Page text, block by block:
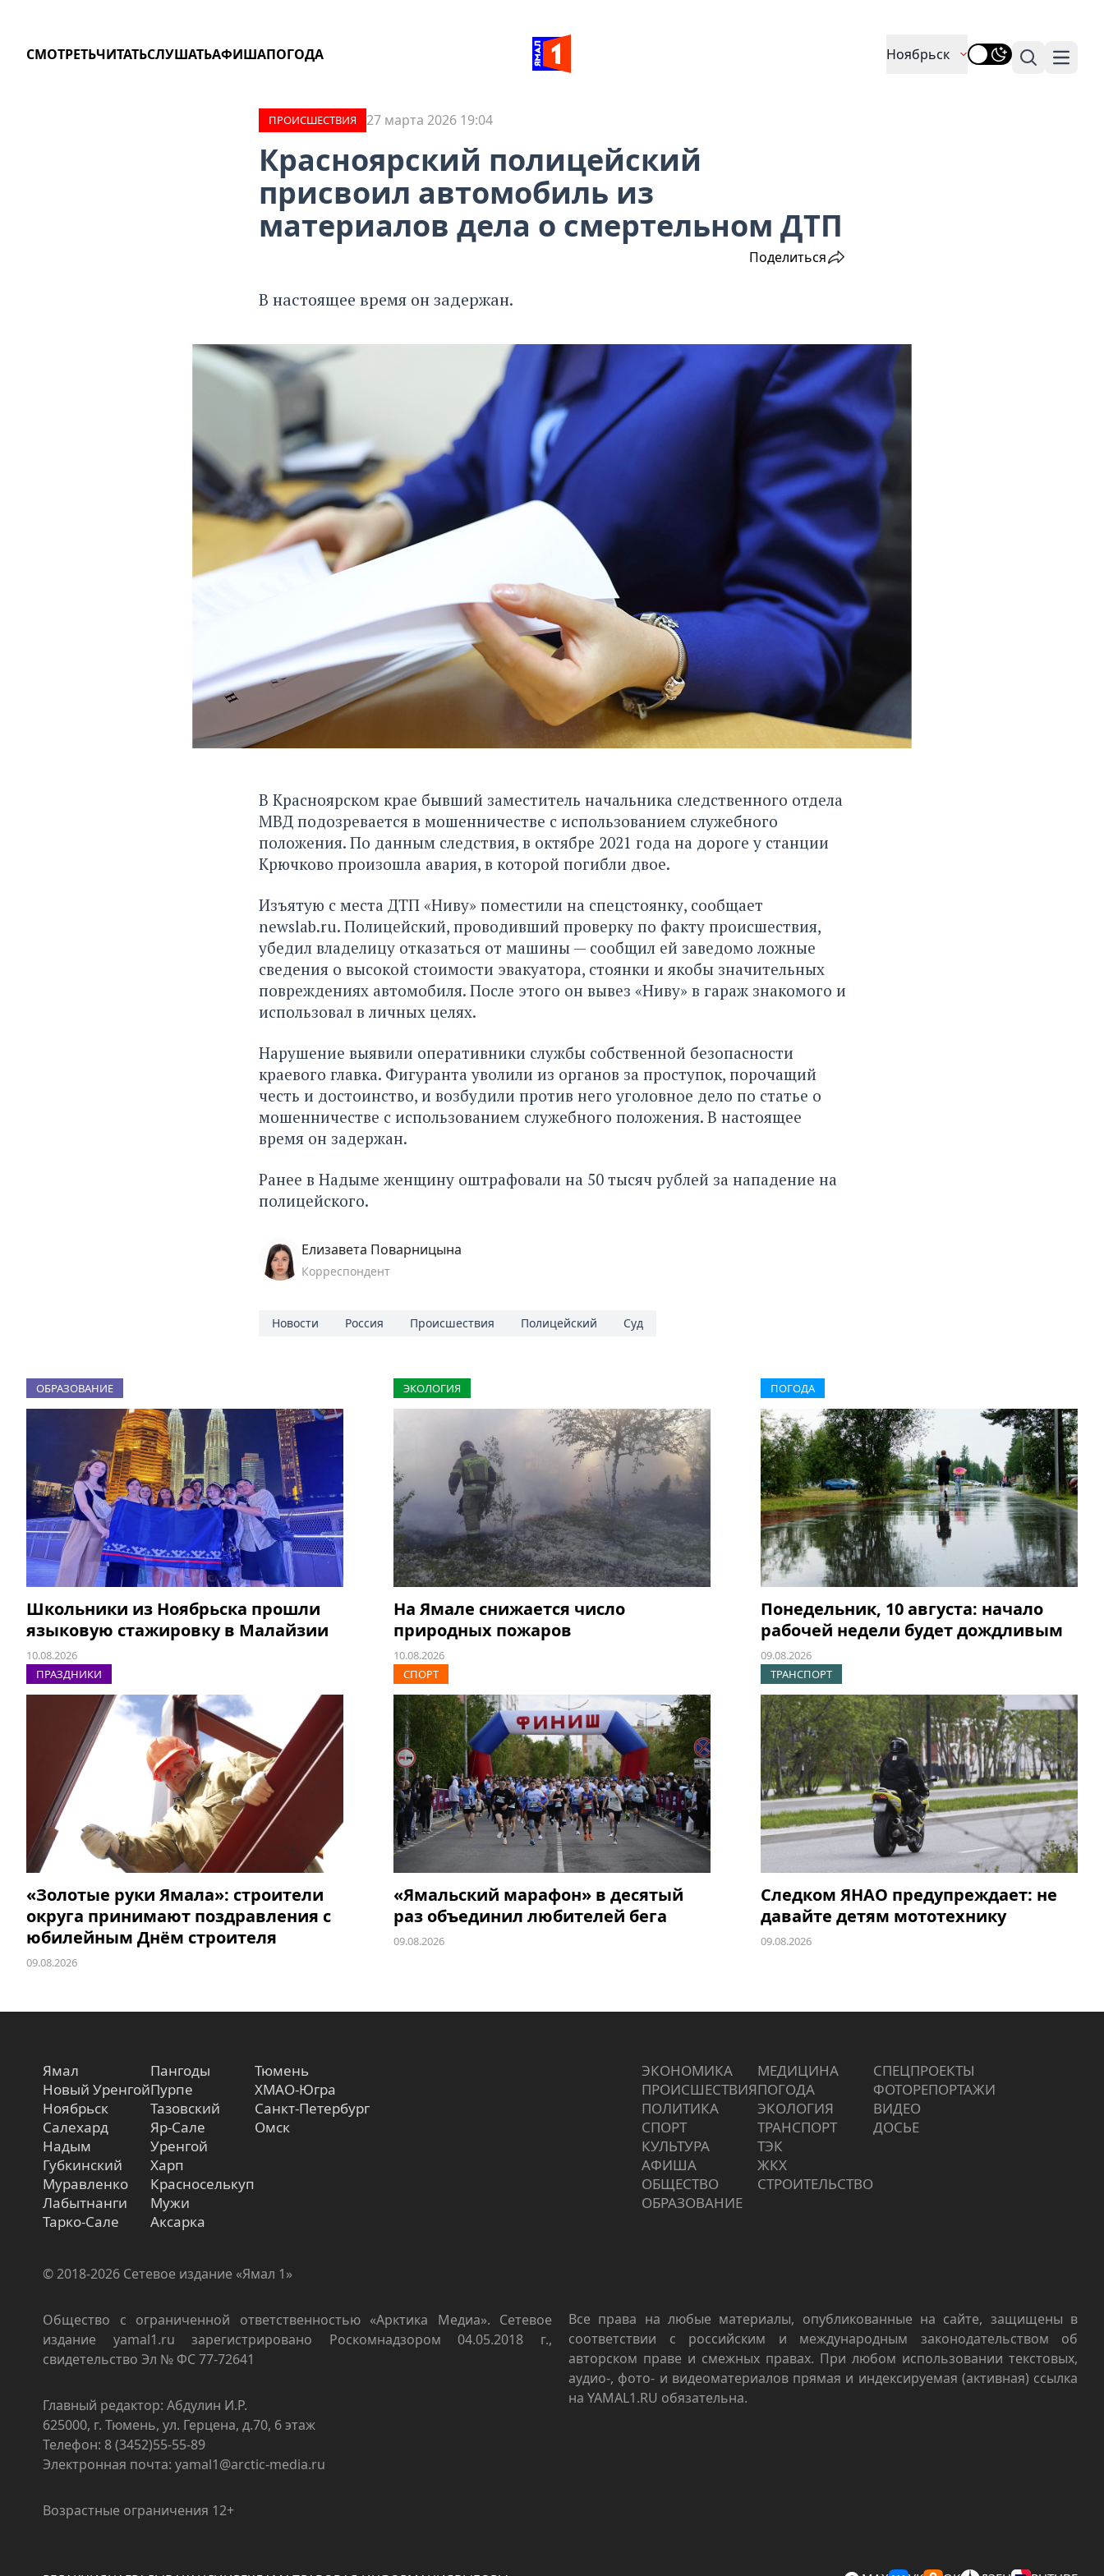
СМОТРЕТЬЧИТАТЬСЛУШАТЬАФИШАПОГОДА Ноябрьск
Поиск
ПРОИCШЕСТВИЯ 27 марта 2026 19:04
Красноярский полицейский
присвоил автомобиль из
материалов дела о смертельном ДТП
Поделиться
В настоящее время он задержан.
В Красноярском крае бывший заместитель начальника следственного отдела
МВД подозревается в мошенничестве с использованием служебного
положения. По данным следствия, в октябре 2021 года на дороге у станции
Крючково произошла авария, в которой погибли двое.
Изъятую с места ДТП «Ниву» поместили на спецстоянку, сообщает
newslab.ru. Полицейский, проводивший проверку по факту происшествия,
убедил владелицу отказаться от машины — сообщил ей заведомо ложные
сведения о высокой стоимости эвакуатора, стоянки и якобы значительных
повреждениях автомобиля. После этого он вывез «Ниву» в гараж знакомого и
использовал в личных целях.
Нарушение выявили оперативники службы собственной безопасности
краевого главка. Фигуранта уволили из органов за проступок, порочащий
честь и достоинство, и возбудили против него уголовное дело по статье о
мошенничестве с использованием служебного положения. В настоящее
время он задержан.
Ранее в Надыме женщину оштрафовали на 50 тысяч рублей за нападение на
полицейского.
Елизавета Поварницына
Корреспондент
Новости Россия Происшествия Полицейский Суд
ОБРАЗОВАНИЕ
Школьники из Ноябрьска прошли
языковую стажировку в Малайзии
10.08.2026
ЭКОЛОГИЯ
На Ямале снижается число
природных пожаров
10.08.2026
ПОГОДА
Понедельник, 10 августа: начало
рабочей недели будет дождливым
09.08.2026
ПРАЗДНИКИ
«Золотые руки Ямала»: строители
округа принимают поздравления с
юбилейным Днём строителя
09.08.2026
СПОРТ
«Ямальский марафон» в десятый
раз объединил любителей бега
09.08.2026
ТРАНСПОРТ
Следком ЯНАО предупреждает: не
давайте детям мототехнику
09.08.2026
Ямал
Новый Уренгой
Ноябрьск
Салехард
Надым
Губкинский
Муравленко
Лабытнанги
Тарко-Сале
Пангоды
Пурпе
Тазовский
Яр-Сале
Уренгой
Харп
Красноселькуп
Мужи
Аксарка
Тюмень
ХМАО-Югра
Санкт-Петербург
Омск
ЭКОНОМИКА
ПРОИCШЕСТВИЯ
ПОЛИТИКА
СПОРТ
КУЛЬТУРА
АФИША
ОБЩЕСТВО
ОБРАЗОВАНИЕ
МЕДИЦИНА
ПОГОДА
ЭКОЛОГИЯ
ТРАНСПОРТ
ТЭК
ЖКХ
СТРОИТЕЛЬСТВО
СПЕЦПРОЕКТЫ
ФОТОРЕПОРТАЖИ
ВИДЕО
ДОСЬЕ
© 2018-2026 Сетевое издание «Ямал 1»
Общество с ограниченной ответственностью «Арктика Медиа». Сетевое
издание yamal1.ru зарегистрировано Роскомнадзором 04.05.2018 г.,
свидетельство Эл № ФС 77-72641
Главный редактор: Абдулин И.Р.
625000, г. Тюмень, ул. Герцена, д.70, 6 этаж
Телефон: 8 (3452)55-55-89
Электронная почта: yamal1@arctic-media.ru
Возрастные ограничения 12+
Все права на любые материалы, опубликованные на сайте, защищены в
соответствии с российским и международным законодательством об
авторском праве и смежных правах. При любом использовании текстовых,
аудио-, фото- и видеоматериалов прямая и индексируемая (активная) ссылка
на YAMAL1.RU обязательна.